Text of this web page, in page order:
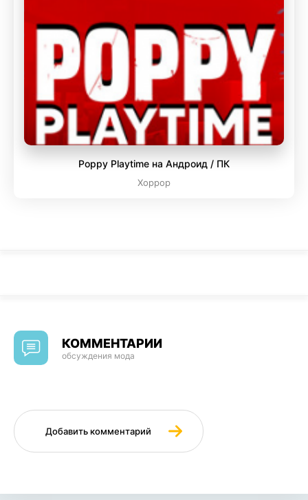
Poppy Playtime на Андроид / ПК
Хоррор
КОММЕНТАРИИ
обсуждения мода
Добавить комментарий